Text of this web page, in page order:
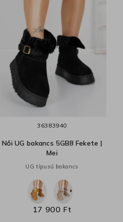
36383940
Női UG bakancs 5GB8 Fekete |
Mei
UG típusú bakancs
17 900 Ft